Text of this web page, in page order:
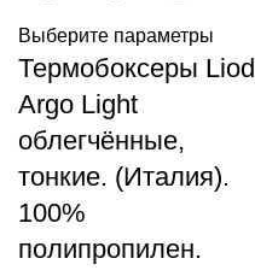
Выберите параметры
Термобоксеры Liod
Argo Light
облегчённые,
тонкие. (Италия).
100%
полипропилен.